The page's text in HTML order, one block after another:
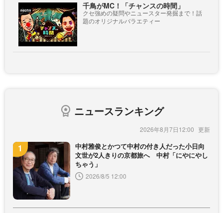
千鳥がMC！「チャンスの時間」
クセ強めの疑問やニュースター発掘まで！話
題のオリジナルバラエティー
ニュースランキング
2026年8月7日12:00
中村雅俊とかつて中村の付き人だった小日向
文世が2人きりの京都旅へ 中村「にやにやし
ちゃう」
2026/8/5 12:00